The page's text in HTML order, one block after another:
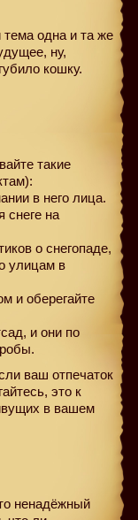
одна и та же
ну,
кошку.
такие
в него лица.
снеге на
о снегопаде,
улицам в
и оберегайте
и они по
ваш отпечаток
это к
в вашем
ненадёжный